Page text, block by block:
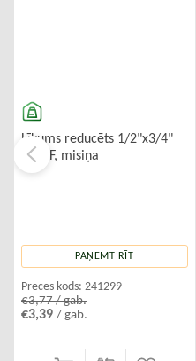
Līkums reducēts 1/2"x3/4"
90° FF, misiņa
PAŅEMT RĪT
Preces kods: 241299
€3,77 / gab.
€3,39 / gab.